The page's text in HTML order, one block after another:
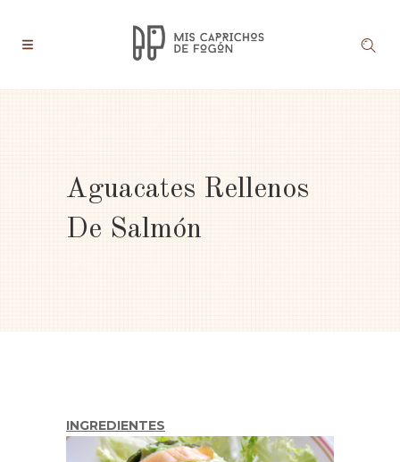
Aguacates Rellenos
De Salmón
INGREDIENTES